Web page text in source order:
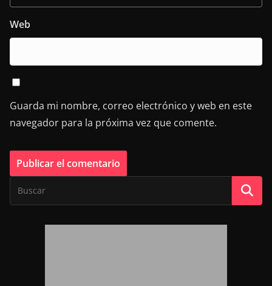
Web
Guarda mi nombre, correo electrónico y web en este
navegador para la próxima vez que comente.